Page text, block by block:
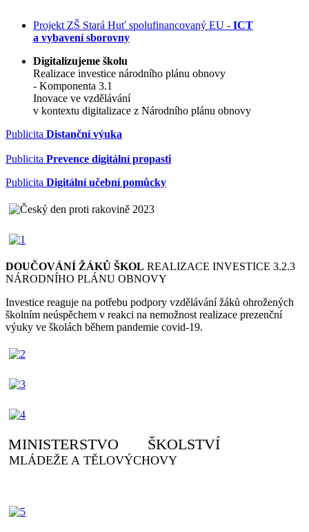
Projekt ZŠ Stará Huť spolufinancovaný EU - ICT
a vybavení sborovny
Digitalizujeme školu
Realizace investice národního plánu obnovy
- Komponenta 3.1
Inovace ve vzdělávání
v kontextu digitalizace z Národního plánu obnovy
Publicita Distanční výuka
Publicita Prevence digitální propasti
Publicita Digitální učební pomůcky
DOUČOVÁNÍ ŽÁKŮ ŠKOL REALIZACE INVESTICE 3.2.3
NÁRODNÍHO PLÁNU OBNOVY
Investice reaguje na potřebu podpory vzdělávání žáků ohrožených
školním neúspěchem v reakci na nemožnost realizace prezenční
výuky ve školách během pandemie covid-19.
MINISTERSTVO ŠKOLSTVÍ
MLÁDEŽE A TĚLOVÝCHOVY